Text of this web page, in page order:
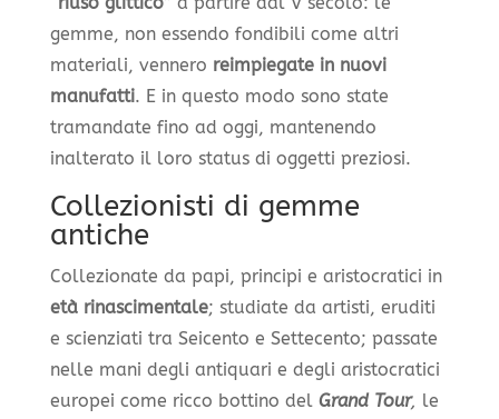
gemme, non essendo fondibili come altri
materiali, vennero reimpiegate in nuovi
manufatti. E in questo modo sono state
tramandate fino ad oggi, mantenendo
inalterato il loro status di oggetti preziosi.
Collezionisti di gemme
antiche
Collezionate da papi, principi e aristocratici in
età rinascimentale; studiate da artisti, eruditi
e scienziati tra Seicento e Settecento; passate
nelle mani degli antiquari e degli aristocratici
europei come ricco bottino del Grand Tour, le